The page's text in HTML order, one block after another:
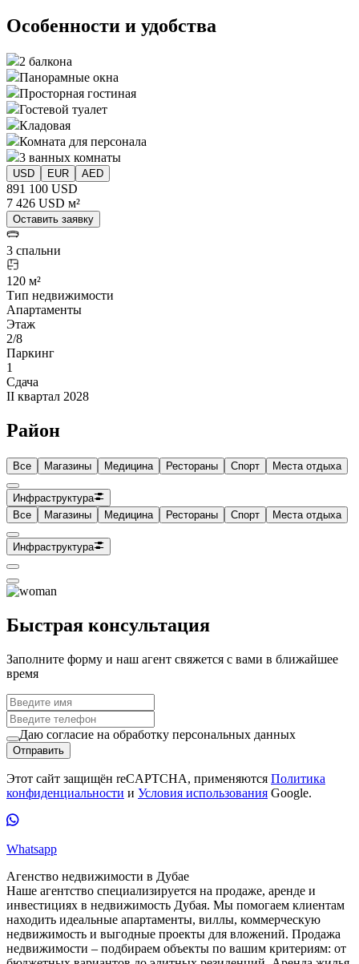
Особенности и удобства
2 балкона
Панорамные окна
Просторная гостиная
Гостевой туалет
Кладовая
Комната для персонала
3 ванных комнаты
USD EUR AED
891 100 USD
7 426 USD м²
Оставить заявку
3 спальни
120 м²
Тип недвижимости
Апартаменты
Этаж
2/8
Паркинг
1
Сдача
II квартал 2028
Район
Все Магазины Медицина Рестораны Спорт Места отдыха
Инфраструктура
Все
Магазины Медицина Рестораны Спорт Места отдыха
Инфраструктура
Быстрая консультация
Заполните форму и наш агент свяжется с вами в ближайшее
время
Даю согласие на обработку персональных данных
Отправить
Этот сайт защищён reCAPTCHA, применяются Политика
конфиденциальности и Условия использования Google.
Whatsapp
Агенство недвижимости в Дубае
Наше агентство специализируется на продаже, аренде и
инвестициях в недвижимость Дубая. Мы помогаем клиентам
находить идеальные апартаменты, виллы, коммерческую
недвижимость и выгодные проекты для вложений. Продажа
недвижимости – подбираем объекты по вашим критериям: от